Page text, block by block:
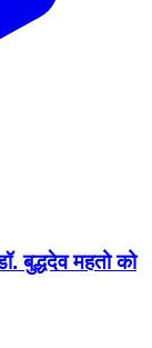
बुद्धदेव महतो को